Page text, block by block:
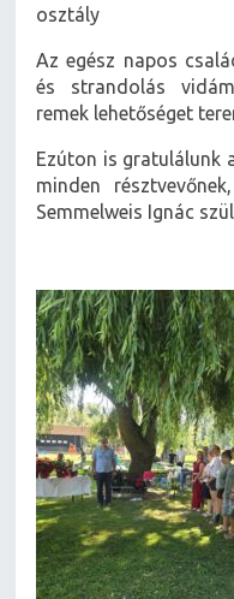
osztály
Az egész napos
és strandolás
remek lehetőséget
Ezúton is gratulálunk
minden
Semmelweis Ignác